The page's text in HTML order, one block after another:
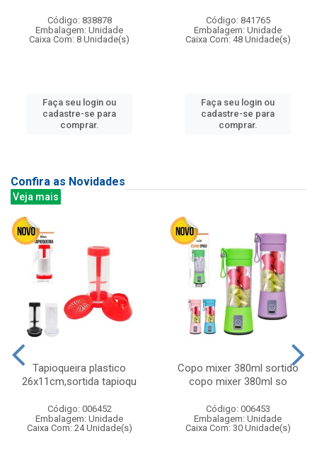
Código: 838878
Embalagem: Unidade
Caixa Com: 8 Unidade(s)
Faça seu login ou
cadastre-se para
comprar.
Código: 841765
Embalagem: Unidade
Caixa Com: 48 Unidade(s)
Faça seu login ou
cadastre-se para
comprar.
Confira as Novidades
Veja mais
Tapioqueira plastico
26x11cm,sortida tapioqu
Código: 006452
Embalagem: Unidade
Caixa Com: 24 Unidade(s)
Copo mixer 380ml sortido
copo mixer 380ml so
Código: 006453
Embalagem: Unidade
Caixa Com: 30 Unidade(s)